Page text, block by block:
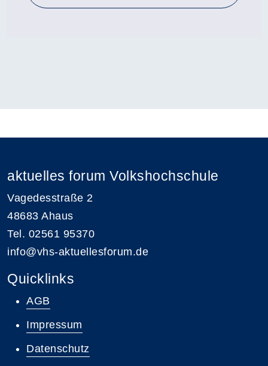
aktuelles forum Volkshochschule
Vagedesstraße 2
48683 Ahaus
Tel. 02561 95370
info@vhs-aktuellesforum.de
Quicklinks
AGB
Impressum
Datenschutz